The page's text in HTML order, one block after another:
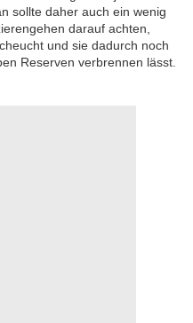
sollte daher auch ein wenig
darauf achten,
und sie dadurch noch
Reserven verbrennen lässt.